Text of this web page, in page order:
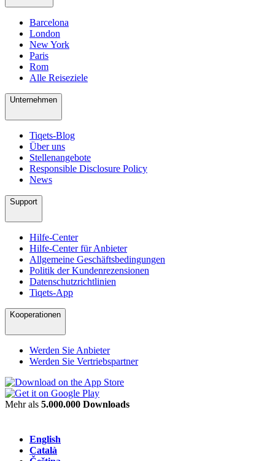
Barcelona
London
New York
Paris
Rom
Alle Reiseziele
Unternehmen
Tiqets-Blog
Über uns
Stellenangebote
Responsible Disclosure Policy
News
Support
Hilfe-Center
Hilfe-Center für Anbieter
Allgemeine Geschäftsbedingungen
Politik der Kundenrezensionen
Datenschutzrichtlinien
Tiqets-App
Kooperationen
Werden Sie Anbieter
Werden Sie Vertriebspartner
Mehr als 5.000.000 Downloads
English
Català